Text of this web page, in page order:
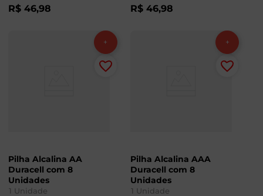
R$ 46,98 R$ 46,98
Pilha Alcalina AA
Duracell com 8
Unidades
1 Unidade
Pilha Alcalina AAA
Duracell com 8
Unidades
1 Unidade